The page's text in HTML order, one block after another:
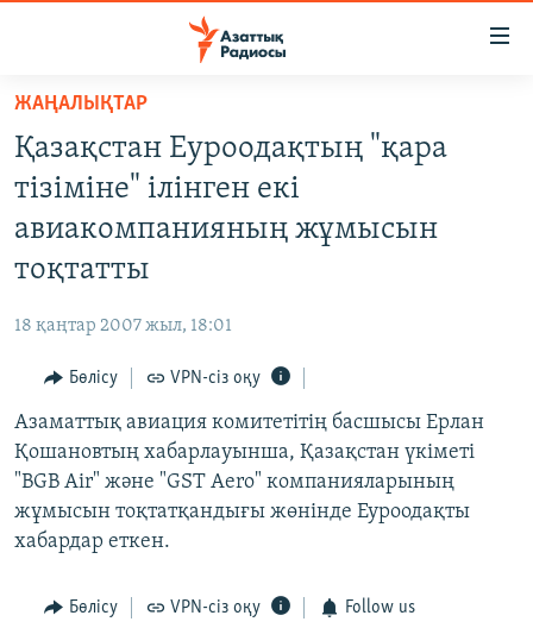
Skip
main
content
to
main
Skip
Search
САЯСАТ
ӘЛЕУМЕТ
ӘЛЕМ
АРНАЙЫ ЖОБАЛАР
Русский
ЖАЗЫЛЫҢЫЗ
ЖАҢАЛЫҚТАР
Қазақстан Еуроодақтың "қара
тізіміне" ілінген екі
авиакомпанияның жұмысын
тоқтатты
18 қаңтар 2007 жыл, 18:01
Бөлісу VPN-сіз оқу
Азаматтық авиация комитетітің басшысы Ерлан
Қошановтың хабарлауынша, Қазақстан үкіметі
"BGB Air" және "GST Aero" компанияларының
жұмысын тоқтатқандығы жөнінде Еуроодақты
хабардар еткен.
Бөлісу VPN-сіз оқу Follow us